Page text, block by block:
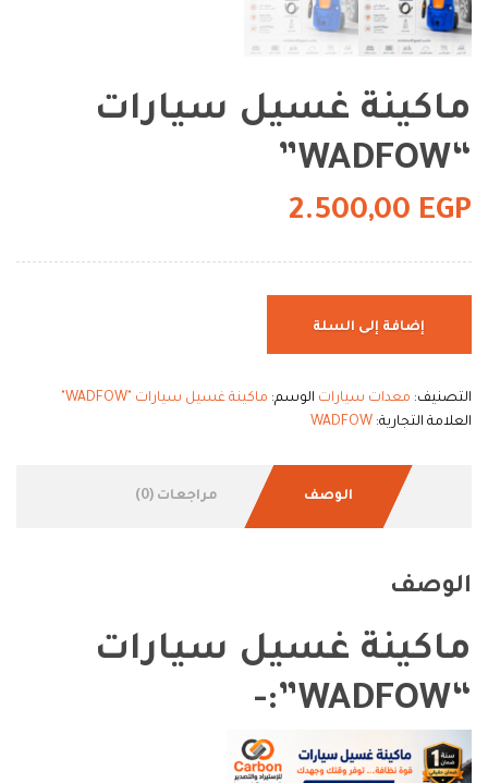
ماكينة غسيل سيارات
“WADFOW”
2.500,00 EGP
إضافة إلى السلة
التصنيف: معدات سيارات الوسم: ماكينة غسيل سيارات "WADFOW"
العلامة التجارية: WADFOW
الوصف مراجعات (0)
الوصف
ماكينة غسيل سيارات
“WADFOW”:-